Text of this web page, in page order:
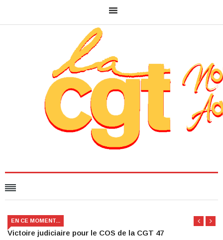
EN CE MOMENT...
Victoire judiciaire pour le COS de la CGT 47